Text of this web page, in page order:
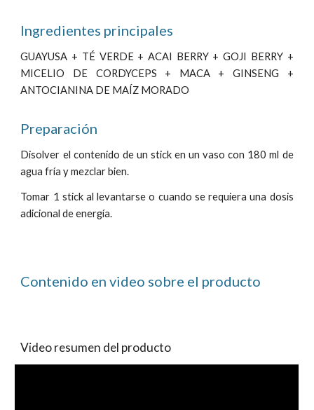
Ingredientes principales
GUAYUSA + TÉ VERDE + ACAI BERRY + GOJI BERRY +
MICELIO DE CORDYCEPS + MACA + GINSENG +
ANTOCIANINA DE MAÍZ MORADO
Preparación
Disolver el contenido de un stick en un vaso con 180 ml de
agua fría y mezclar bien.
Tomar 1 stick al levantarse o cuando se requiera una dosis
adicional de energía.
Contenido en video sobre el producto
Video resumen del producto